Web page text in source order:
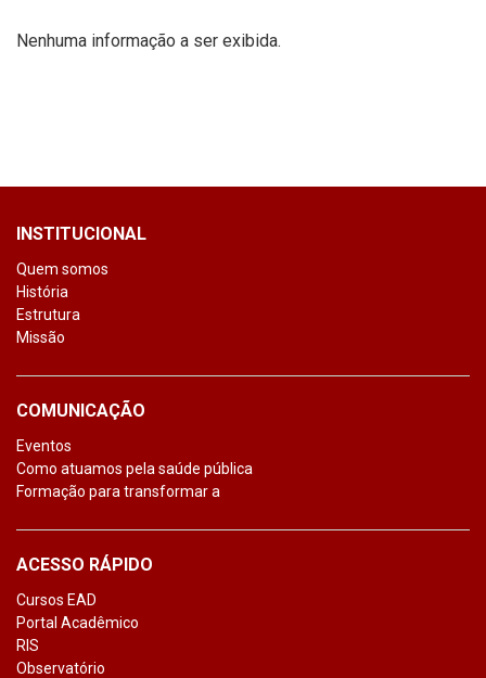
Nenhuma informação a ser exibida.
INSTITUCIONAL
Quem somos
História
Estrutura
Missão
COMUNICAÇÃO
Eventos
Como atuamos pela saúde pública
Formação para transformar a
ACESSO RÁPIDO
Cursos EAD
Portal Acadêmico
RIS
Observatório